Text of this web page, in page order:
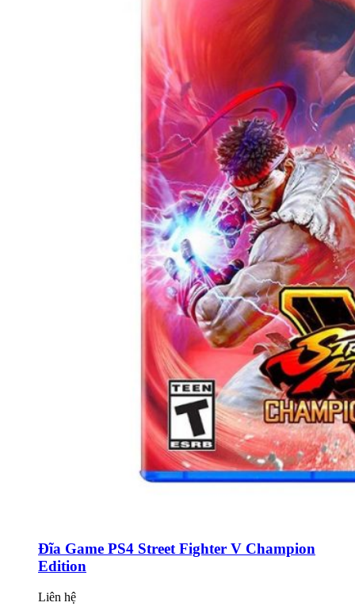
Đĩa Game PS4 Street Fighter V Champion
Edition
Liên hệ